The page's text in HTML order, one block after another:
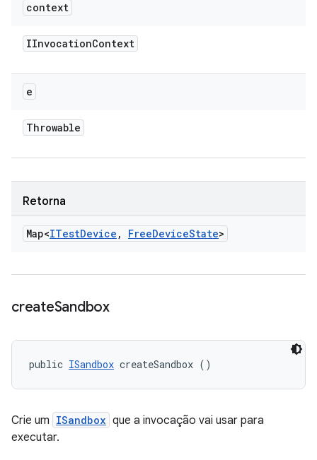
context
IInvocationContext
e
Throwable
Retorna
Map<ITestDevice , FreeDeviceState>
createSandbox
public ISandbox createSandbox ()
Crie um ISandbox que a invocação vai usar para
executar.